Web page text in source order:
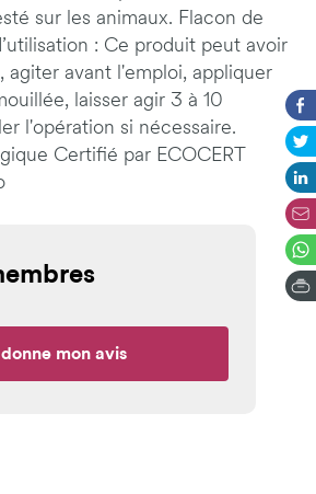
sur les animaux. Flacon de
: Ce produit peut avoir
agiter avant l'emploi, appliquer
laisser agir 3 à 10
l'opération si nécessaire.
Certifié par ECOCERT
mon avis